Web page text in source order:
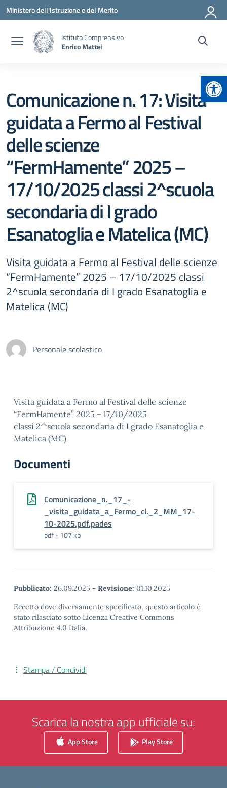
Vai ai contenuti
Vai al menu di navigazione
Vai al footer
Ministero dell'Istruzione e del Merito
Istituto Comprensivo
Enrico Mattei
Comunicazione n. 17: Visita
guidata a Fermo al Festival
delle scienze
“FermHamente” 2025 –
17/10/2025 classi 2^scuola
secondaria di I grado
Esanatoglia e Matelica (MC)
Visita guidata a Fermo al Festival delle scienze
“FermHamente” 2025 – 17/10/2025 classi
2^scuola secondaria di I grado Esanatoglia e
Matelica (MC)
Personale scolastico
Visita guidata a Fermo al Festival delle scienze
“FermHamente” 2025 – 17/10/2025
classi 2^scuola secondaria di I grado Esanatoglia e
Matelica (MC)
Documenti
Comunicazione_n._17_-
_visita_guidata_a_Fermo_cl._2_MM_17-
10-2025.pdf.pades
pdf - 107 kb
Pubblicato: 26.09.2025 - Revisione: 01.10.2025
Eccetto dove diversamente specificato, questo articolo è
stato rilasciato sotto Licenza Creative Commons
Attribuzione 4.0 Italia.
Stampa / Condividi
Scarica la nostra app ufficiale su:
App Store Play Store